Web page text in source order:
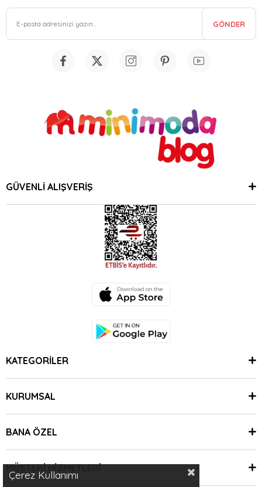
GÖNDER
GÜVENLİ ALIŞVERİŞ
KATEGORİLER
KURUMSAL
BANA ÖZEL
MÜŞTERİ HİZMETLERİ
Çerez Kullanımı